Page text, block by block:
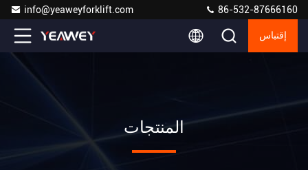
info@yeaweyforklift.com 86-532-87666160
إقتباس
المنتجات